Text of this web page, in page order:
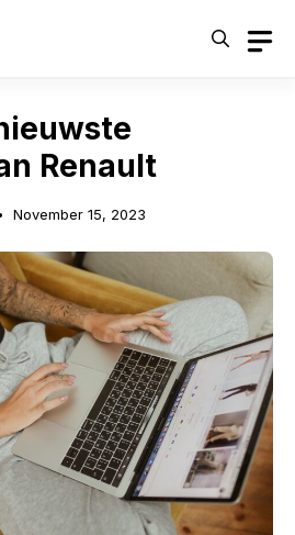
Renault
November 15, 2023